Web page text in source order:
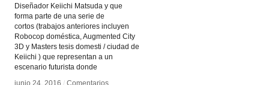
Diseñador Keiichi Matsuda y que
forma parte de una serie de
cortos (trabajos anteriores incluyen
Robocop doméstica, Augmented City
3D y Masters tesis domesti / ciudad de
Keiichi ) que representan a un
escenario futurista donde
junio 24, 2016 / Comentarios
junio 24, 2016 / Comentarios